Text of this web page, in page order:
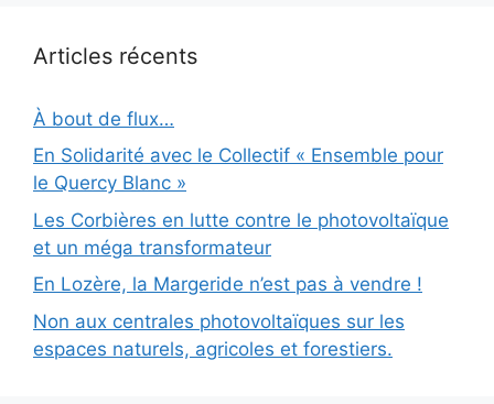
Articles récents
À bout de flux…
En Solidarité avec le Collectif « Ensemble pour
le Quercy Blanc »
Les Corbières en lutte contre le photovoltaïque
et un méga transformateur
En Lozère, la Margeride n’est pas à vendre !
Non aux centrales photovoltaïques sur les
espaces naturels, agricoles et forestiers.